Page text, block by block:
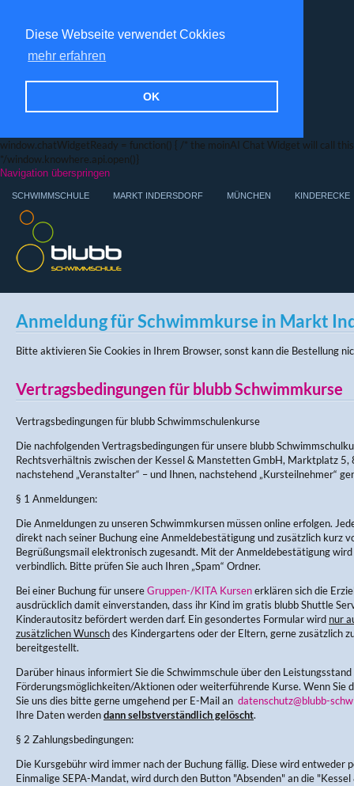
Diese Webseite verwendet Cokkies
mehr erfahren
OK
window.chatWidgetReady = function() { /* the moinAI Chat Widget will call
*/window.knowhere.api.open()}
Navigation überspringen
SCHWIMMSCHULE MARKT INDERSDORF MÜNCHEN KINDERECKE
Anmeldung für Schwimmkurse in Markt
Bitte aktivieren Sie Cookies in Ihrem Browser, sonst kann die Bestellung
Vertragsbedingungen für blubb Schwimmkurse
Vertragsbedingungen für blubb Schwimmschulenkurse
Die nachfolgenden Vertragsbedingungen für unsere blubb
Rechtsverhältnis zwischen der Kessel & Manstetten GmbH, Marktplatz
nachstehend „Veranstalter“ – und Ihnen, nachstehend „Kursteilnehmer“
§ 1 Anmeldungen:
Die Anmeldungen zu unseren Schwimmkursen müssen online erfolgen.
direkt nach seiner Buchung eine Anmeldebestätigung und zusätzlich kurz
Begrüßungsmail elektronisch zugesandt. Mit der Anmeldebestätigung
verbindlich. Bitte prüfen Sie auch Ihren „Spam“ Ordner.
Bei einer Buchung für unsereGruppen-/KITA Kursenerklären sich die
ausdrücklich damit einverstanden, dass ihr Kind im gratis blubb Shuttle
Kinderautositz befördert werden darf. Ein gesondertes Formular wird nur
zusätzlichen Wunschdes Kindergartens oder der Eltern, gerne zusätzlich
bereitgestellt.
Darüber hinaus informiert Sie die Schwimmschule über den
Förderungsmöglichkeiten/Aktionen oder weiterführende Kurse. Wenn Sie
Sie uns dies bitte gerne umgehend per E-Mail an datenschutz@blubb-
Ihre Daten werdendann selbstverständlich gelöscht.
§ 2 Zahlungsbedingungen:
Die Kursgebühr wird immer nach der Buchung fällig. Diese wird entweder
Einmalige SEPA-Mandat, wird durch den Button "Absenden" an die